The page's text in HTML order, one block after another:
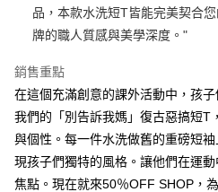
【注意事項】
1.本服務係由「台灣大哥大股份有限公
用戶於交易時，得透過本服務購買商品
2.基於同意付款使用「大哥付你分期」之
資料（包含姓名、電話或地址）提供予
3.完整用戶服務條款，請詳閱以下連結：
ATM／網路銀行／等多元方式進行付款
※ 請注意：結帳手續完成當下不需立刻
後付繳納相關費用。
※ 交易是否成功請以「AFTEE先享後付
是否繳費成功／繳費後需取消欲退款等相
客戶支援中心」https://
【注意事項】
１．透過由恩沛科技股份有限公司提供
易，需依本服務之必要範圍內提供個人資
付款 後7-11取貨
宅配
每筆NT$70，滿NT$499(含以上)免
品，本款水洗短T皆能完美契合
牌的職人質感與美學深度。"
銷售重點
在這個充滿創意的課外活動中，孩
我們的「別告訴我媽」復古惡搞短T
與個性。每一件水洗做舊的重磅短
現孩子們獨特的風格。讓他們在運
焦點。現在就來50％OFF SHOP，